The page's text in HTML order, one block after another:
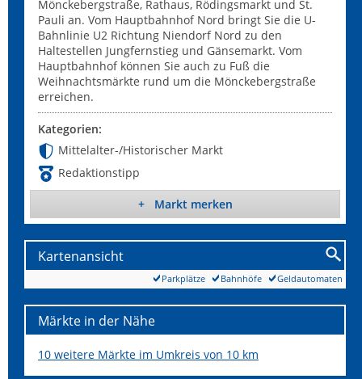
Mönckebergstraße, Rathaus, Rödingsmarkt und St.
Pauli an. Vom Hauptbahnhof Nord bringt Sie die U-
Bahnlinie U2 Richtung Niendorf Nord zu den
Haltestellen Jungfernstieg und Gänsemarkt. Vom
Hauptbahnhof können Sie auch zu Fuß die
Weihnachtsmärkte rund um die Mönckebergstraße
erreichen.
Kategorien:
Mittelalter-/Historischer Markt
Redaktionstipp
+ Markt merken
Kartenansicht
Geldautomaten
Bahnhöfe
Parkplätze
Märkte in der Nähe
10 weitere Märkte im Umkreis von 10 km